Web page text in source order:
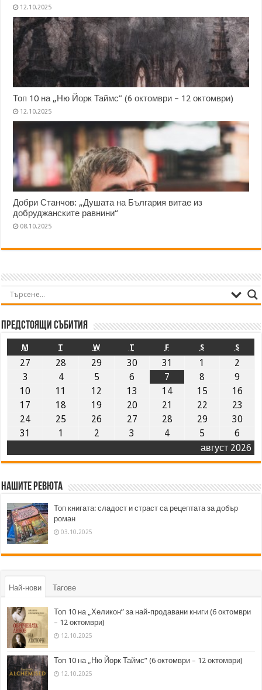
12.10.2025
Топ 10 на „Ню Йорк Таймс” (6 октомври – 12 октомври)
12.10.2025
Добри Станчов: „Душата на България витае из
добруджанските равнини“
08.10.2025
Предстоящи събития
август 2026
M T W T F S S
27 28 29 30 31 1
2
3
4 5 6 7 8
9
10
11 12 13 14 15
16
17
18 19 20 21 22
23
24
25 26 27 28 29
30
31
1 2 3 4 5 6
Нашите ревюта
Топ книгата: сладост и страст са рецептата за добър
роман
03.10.2025
Най-нови Тагове
Топ 10 на „Хеликон” за най-продавани книги (6 октомври
– 12 октомври)
12.10.2025
Топ 10 на „Ню Йорк Таймс” (6 октомври – 12 октомври)
12.10.2025